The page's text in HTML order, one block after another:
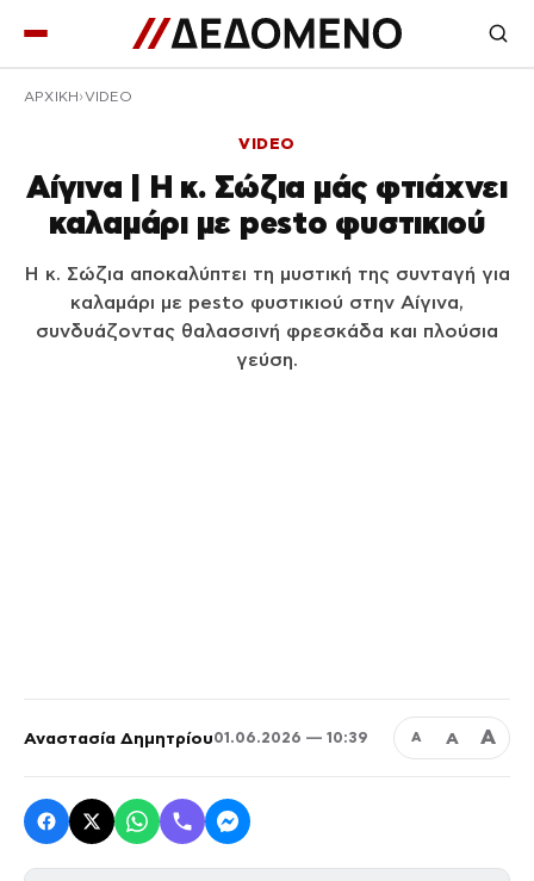
ΑΡΧΙΚΉ VIDEO
VIDEO
Αίγινα | Η κ. Σώζια μάς φτιάχνει
καλαμάρι με pesto φυστικιού
Η κ. Σώζια αποκαλύπτει τη μυστική της συνταγή για
καλαμάρι με pesto φυστικιού στην Αίγινα,
συνδυάζοντας θαλασσινή φρεσκάδα και πλούσια
γεύση.
Αναστασία Δημητρίου01.06.2026 — 10:39 Α Α Α